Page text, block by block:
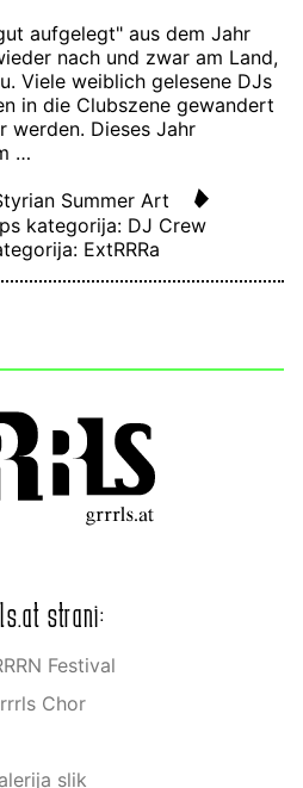
aufgelegt" aus dem Jahr
nach und zwar am Land,
Viele weiblich gelesene DJs
in die Clubszene gewandert
werden. Dieses Jahr
…
Summer Art
kategorija: DJ Crew
ExtRRRa
strani:
Festival
Chor
slik